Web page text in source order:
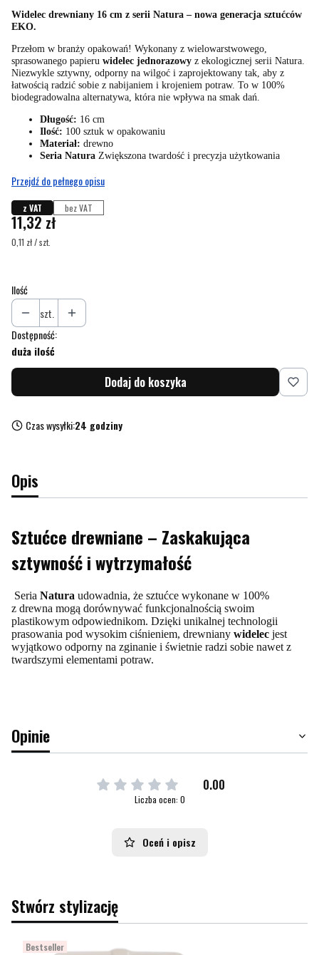
Widelec drewniany 16 cm z serii Natura – nowa generacja sztućców
EKO.
Przełom w branży opakowań! Wykonany z wielowarstwowego,
sprasowanego papieru widelec jednorazowy z ekologicznej serii Natura.
Niezwykle sztywny, odporny na wilgoć i zaprojektowany tak, aby z
łatwością radzić sobie z nabijaniem i krojeniem potraw. To w 100%
biodegradowalna alternatywa, która nie wpływa na smak dań.
Długość: 16 cm
Ilość: 100 sztuk w opakowaniu
Materiał: drewno
Seria Natura Zwiększona twardość i precyzja użytkowania
Przejdź do pełnego opisu
z VAT bez VAT
Cena
11,32 zł
0,11 zł / szt.
Ilość
szt.
Dostępność:
duża ilość
Dodaj do koszyka
Czas wysyłki:24 godziny
Opis
Sztućce drewniane – Zaskakująca
sztywność i wytrzymałość
Seria Natura udowadnia, że sztućce wykonane w 100%
z drewna mogą dorównywać funkcjonalnością swoim
plastikowym odpowiednikom. Dzięki unikalnej technologii
prasowania pod wysokim ciśnieniem, drewniany widelec jest
wyjątkowo odporny na zginanie i świetnie radzi sobie nawet z
twardszymi elementami potraw.
Opinie
0.00
Liczba ocen: 0
Oceń i opisz
Stwórz stylizację
Bestseller